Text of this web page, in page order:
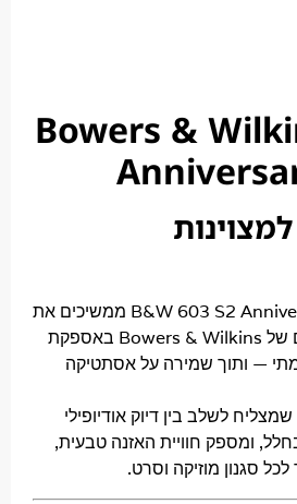
Bowers &
B&W 603 ממשיכים את
המסורת ארוכת השנים של Bowers & Wilkins באספקת
שמירה על אסתטיקה
דיוק אודיופילי
חוויית האזנה טבעית,
וסרט.